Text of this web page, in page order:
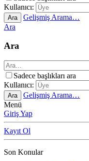
Kullanıcı:
Ara
Gelişmiş Arama…
Ara
Ara
Sadece başlıkları ara
Kullanıcı:
Ara
Gelişmiş Arama…
Menü
Giriş Yap
Kayıt Ol
Son Konular